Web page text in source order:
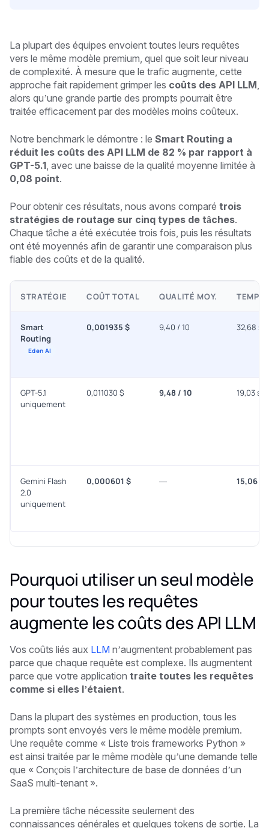
La plupart des équipes envoient toutes leurs requêtes
vers le même modèle premium, quel que soit leur niveau
de complexité. À mesure que le trafic augmente, cette
approche fait rapidement grimper les coûts des API LLM
alors qu’une grande partie des prompts pourrait être
traitée efficacement par des modèles moins coûteux.
Notre benchmark le démontre : le Smart Routing a
réduit les coûts des API LLM de 82 % par rapport à
GPT-5.1 , avec une baisse de la qualité moyenne limitée à
0,08 point.
Pour obtenir ces résultats, nous avons comparé trois
stratégies de routage sur cinq types de tâches.
Chaque tâche a été exécutée trois fois, puis les résultats
ont été moyennés afin de garantir une comparaison plus
fiable des coûts et de la qualité.
STRATÉGIE COÛT TOTAL QUALITÉ MOY. TEMPS
Smart
Routing
Eden AI
0,001935 $ 9,40 / 10 32,68 s
GPT-5.1
uniquement
0,011030 $ 9,48 / 10 19,03 s
Gemini Flash
2.0
uniquement
0,000601 $ — 15,06 s
Pourquoi utiliser un seul modèle
pour toutes les requêtes
augmente les coûts des API LLM
Vos coûts liés aux LLM n’augmentent probablement pas
parce que chaque requête est complexe. Ils augmentent
parce que votre application traite toutes les requêtes
comme si elles l’étaient.
Dans la plupart des systèmes en production, tous les
prompts sont envoyés vers le même modèle premium.
Une requête comme « Liste trois frameworks Python »
est ainsi traitée par le même modèle qu’une demande telle
que « Conçois l’architecture de base de données d’un
SaaS multi-tenant ».
La première tâche nécessite seulement des
connaissances générales et quelques tokens de sortie. La